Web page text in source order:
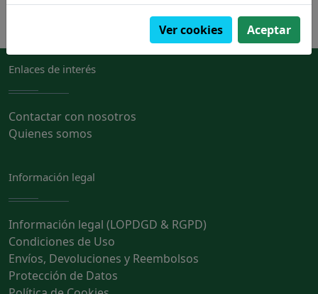
Enlaces de interés
Contactar con nosotros
Quienes somos
Información legal
Información legal (LOPDGD & RGPD)
Condiciones de Uso
Envíos, Devoluciones y Reembolsos
Protección de Datos
Ver cookies Aceptar